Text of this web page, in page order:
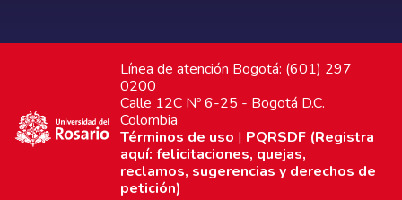
Línea de atención Bogotá: (601) 297
0200
Calle 12C Nº 6-25 - Bogotá D.C.
Colombia
Términos de uso | PQRSDF (Registra
aquí: felicitaciones, quejas,
reclamos, sugerencias y derechos de
petición)